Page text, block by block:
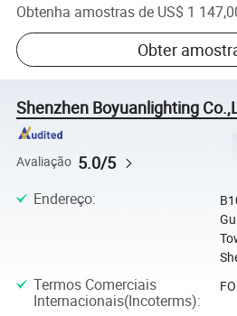
Obtenha amostras de US$ 1
Obter
Shenzhen Boyuanlighting
Avaliação 5.0/5
Endereço:
Termos Comerciais
Internacionais(Incoterms):